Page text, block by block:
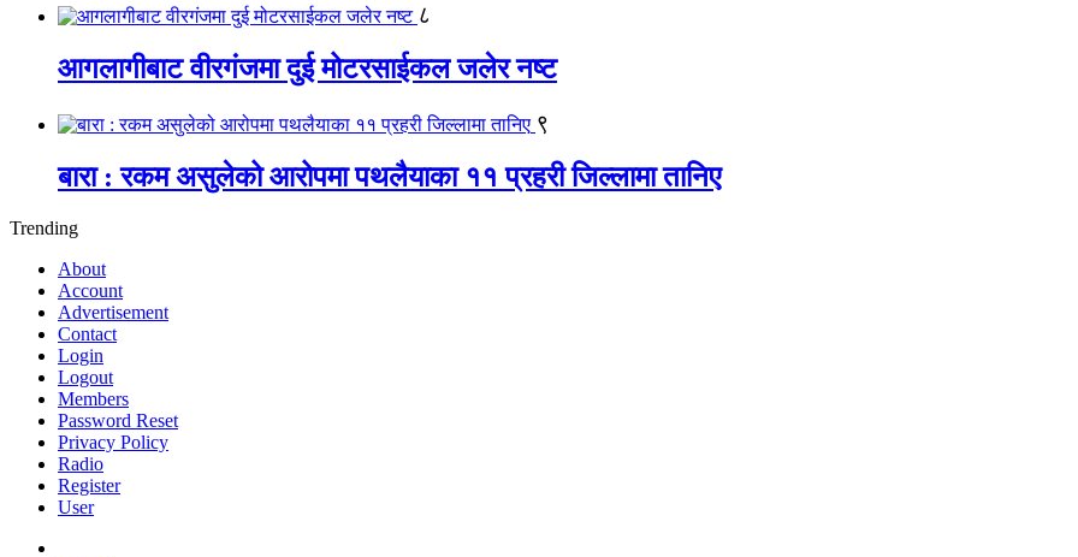
८
आगलागीबाट वीरगंजमा दुई मोटरसाईकल जलेर नष्ट
९
बारा : रकम असुलेको आरोपमा पथलैयाका ११ प्रहरी जिल्लामा तानिए
Trending
About
Account
Advertisement
Contact
Login
Logout
Members
Password Reset
Privacy Policy
Radio
Register
User